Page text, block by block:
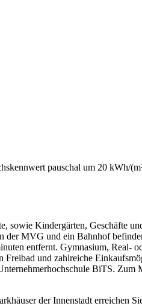
pauschal um 20 kWh/
sowie Kindergärten, Geschäfte
der MVG und ein Bahnhof
entfernt. Gymnasium, Real-
und zahlreiche
BiTS.
der Innenstadt erreichen